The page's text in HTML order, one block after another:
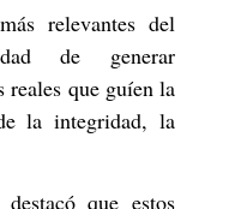
relevantes del
de generar
reales que guíen la
la integridad, la
que estos